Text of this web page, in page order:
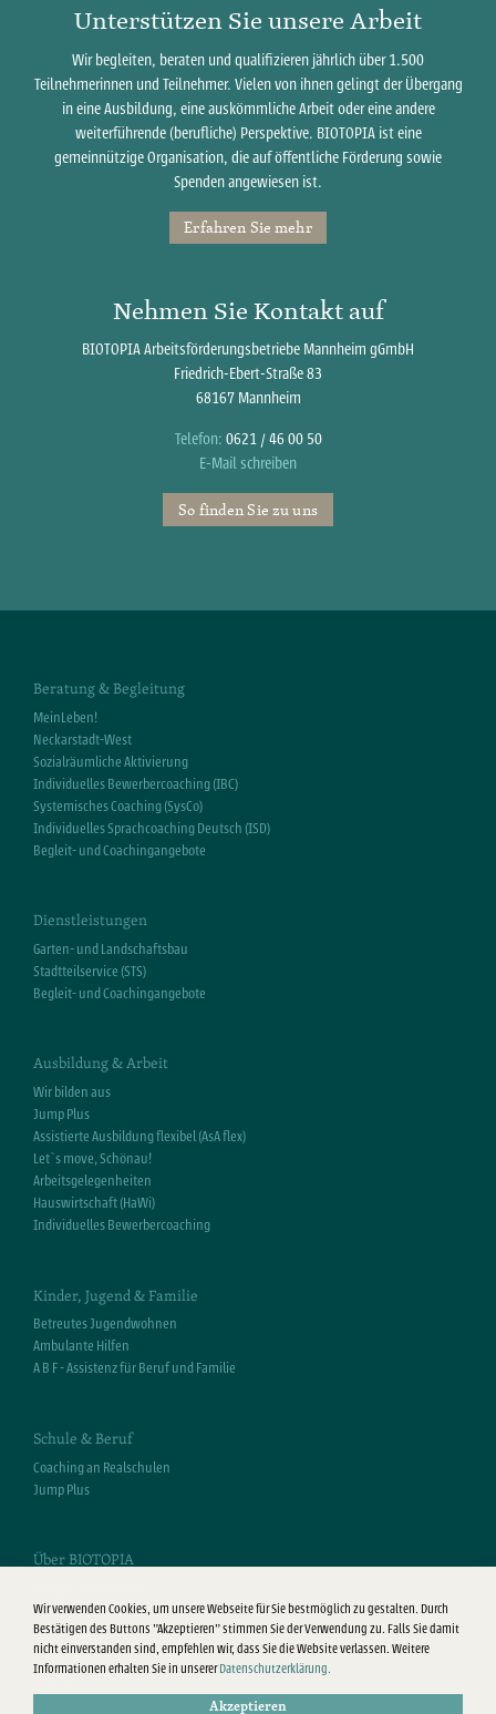
Unterstützen Sie unsere Arbeit
Wir begleiten, beraten und qualifizieren jährlich über 1.500
Teilnehmerinnen und Teilnehmer. Vielen von ihnen gelingt der Übergang
in eine Ausbildung, eine auskömmliche Arbeit oder eine andere
weiterführende (berufliche) Perspektive. BIOTOPIA ist eine
gemeinnützige Organisation, die auf öffentliche Förderung sowie
Spenden angewiesen ist.
Erfahren Sie mehr
Nehmen Sie Kontakt auf
BIOTOPIA Arbeitsförderungsbetriebe Mannheim gGmbH
Friedrich-Ebert-Straße 83
68167 Mannheim
Telefon: 0621 / 46 00 50
E-Mail schreiben
So finden Sie zu uns
Beratung & Begleitung
MeinLeben!
Neckarstadt-West
Sozialräumliche Aktivierung
Individuelles Bewerbercoaching (IBC)
Systemisches Coaching (SysCo)
Individuelles Sprachcoaching Deutsch (ISD)
Begleit- und Coachingangebote
Dienstleistungen
Garten- und Landschaftsbau
Stadtteilservice (STS)
Begleit- und Coachingangebote
Ausbildung & Arbeit
Wir bilden aus
Jump Plus
Assistierte Ausbildung flexibel (AsA flex)
Let`s move, Schönau!
Arbeitsgelegenheiten
Hauswirtschaft (HaWi)
Individuelles Bewerbercoaching
Kinder, Jugend & Familie
Betreutes Jugendwohnen
Ambulante Hilfen
A B F - Assistenz für Beruf und Familie
Schule & Beruf
Coaching an Realschulen
Jump Plus
Über BIOTOPIA
Beirat
Förderer & Partner
Stellenangebote
Aktuelles
Presse
Wir verwenden Cookies, um unsere Webseite für Sie bestmöglich zu gestalten. Durch
Bestätigen des Buttons "Akzeptieren" stimmen Sie der Verwendung zu. Falls Sie damit
nicht einverstanden sind, empfehlen wir, dass Sie die Website verlassen. Weitere
Informationen erhalten Sie in unsererDatenschutzerklärung.
Akzeptieren